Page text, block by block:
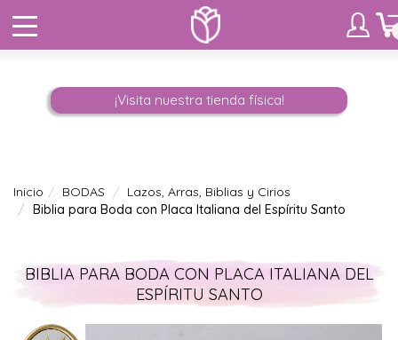
¡Visita nuestra tienda física!
Inicio BODAS
Lazos, Arras, Biblias y Cirios
Biblia para Boda con Placa Italiana del Espíritu Santo
BIBLIA PARA BODA CON PLACA ITALIANA DEL
ESPÍRITU SANTO